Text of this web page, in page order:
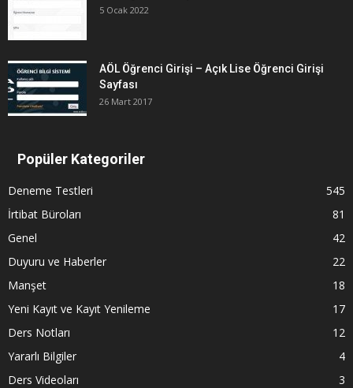
5 Ocak 2022
AÖL Öğrenci Girişi – Açık Lise Öğrenci Girişi
Sayfası
26 Mart 2017
Popüler Kategoriler
Deneme Testleri
545
İrtibat Büroları
81
Genel
42
Duyuru ve Haberler
22
Manşet
18
Yeni Kayıt ve Kayıt Yenileme
17
Ders Notları
12
Yararlı Bilgiler
4
Ders Videoları
3